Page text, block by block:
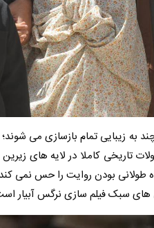
به زیبایی تمام بازسازی می شوند؛
تاریخی کاملا در لایه های
طولانی بودن روایت را حس نمی
های سبک فیلم سازی نرگس آبیار